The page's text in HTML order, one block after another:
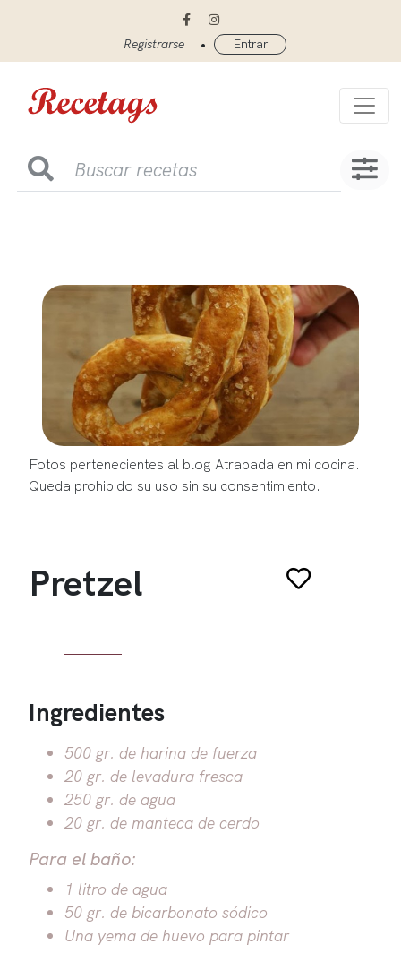
Registrarse • Entrar
Fotos pertenecientes al blog Atrapada en mi cocina.
Queda prohibido su uso sin su consentimiento.
Pretzel
Ingredientes
500 gr. de harina de fuerza
20 gr. de levadura fresca
250 gr. de agua
20 gr. de manteca de cerdo
Para el baño:
1 litro de agua
50 gr. de bicarbonato sódico
Una yema de huevo para pintar